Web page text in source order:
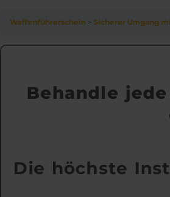
Waffen­­führer­­schein Sicherer Um­gang
Behandle
Die höchste